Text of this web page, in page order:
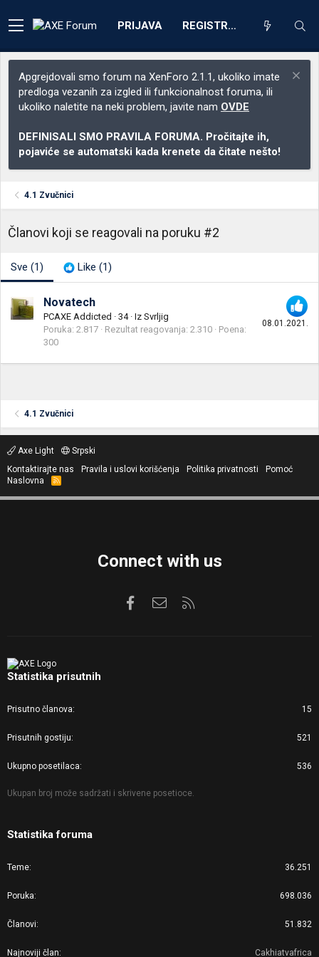
PRIJAVA REGISTRACIJA
Apgrejdovali smo forum na XenForo 2.1.1, ukoliko imate
predloga vezanih za izgled ili funkcionalnost foruma, ili
ukoliko naletite na neki problem, javite nam OVDE
DEFINISALI SMO PRAVILA FORUMA. Pročitajte ih,
pojaviće se automatski kada krenete da čitate nešto!
4.1 Zvučnici
Članovi koji se reagovali na poruku #2
Sve (1) Like (1)
08.01.2021.
Novatech
PCAXE Addicted · 34 · Iz Svrljig
Poruka 2.817 Rezultat reagovanja 2.310
Poena
300
4.1 Zvučnici
Axe Light
Srpski
Kontaktirajte nas
Pravila i uslovi korišćenja Politika privatnosti
Pomoć
Naslovna
R
S
Connect with us
FacebookKontaktirajte nas
Statistika prisutnih
Prisutno članova 15
Prisutnih gostiju 521
Ukupno posetilaca 536
Ukupan broj može sadržati i skrivene posetioce.
Statistika foruma
Teme 36.251
Poruka 698.036
Članovi 51.832
Najnoviji član Cakhiatvafrica